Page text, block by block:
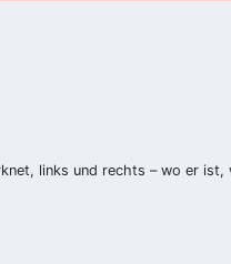
links und rechts – wo er